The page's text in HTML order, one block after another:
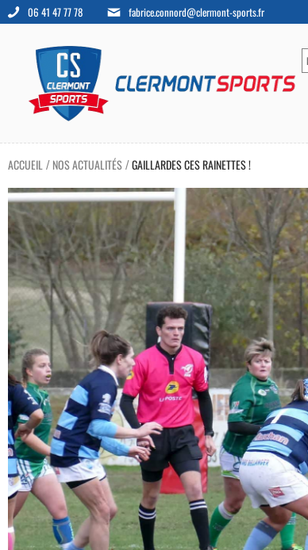
06 41 47 77 78 fabrice.connord@clermont-sports.fr
ACCUEIL / NOS ACTUALITÉS/GAILLARDES CES RAINETTES !